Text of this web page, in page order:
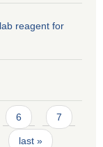
reagent for
6 7
last »